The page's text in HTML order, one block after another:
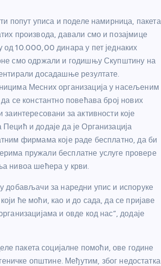
попут уписа и поделе намирница, пакета
производа, давали смо и позајмице
10.000,00 динара у пет једнаких
смо одржали и годишњу Скупштину на
досадашње резултате.
Месних организација у насељеним
се константно повећава број нових
за активности које
и додаје да је Организација
фирмама које раде бесплатно, да би
пружали бесплатне услуге провере
нивоа шећера у крви.
добављачи за наредни упис и испоруке
ће моћи, као и до сада, да се пријаве
и овде код нас”, додаје
пакета социјалне помоћи, ове године
општине. Међутим, због недостатка